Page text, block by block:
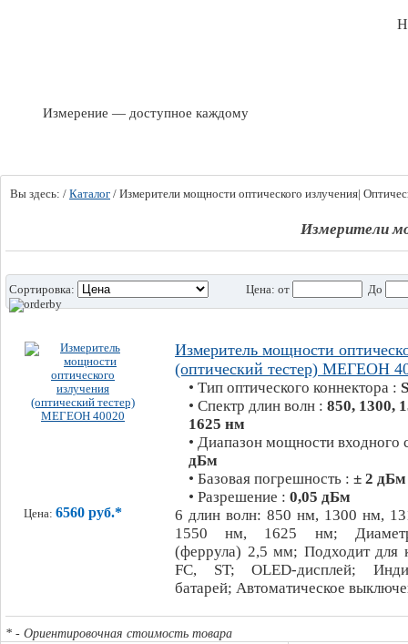
Измерение — доступное каждому
Вы здесь: / Каталог / Измерители мощности оптического излучения|
Измерители
Сортировка: Цена: от До
Цена: 6560 руб.*
Измеритель мощности
(оптический тестер) МЕГЕОН
• Тип оптического коннектора :
• Спектр длин волн : 850, 1300,
1625 нм
• Диапазон мощности входного
дБм
• Базовая погрешность : ± 2 дБм
• Разрешение : 0,05 дБм
6 длин волн: 850 нм, 1300 нм,
1550 нм, 1625 нм; Диаметр
(феррула) 2,5 мм; Подходит для
FC, ST; OLED-дисплей;
батарей; Автоматическое
* - Ориентировочная стоимость товара